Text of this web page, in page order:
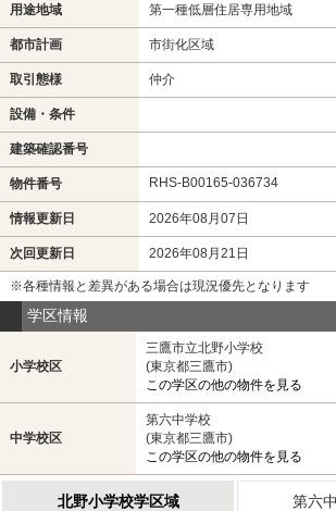
用途地域 第一種低層住居専用地域
都市計画 市街化区域
取引態様 仲介
設備・条件
建築確認番号
物件番号 RHS-B00165-036734
情報更新日 2026年08月07日
次回更新日 2026年08月21日
※各種情報と差異がある場合は現況優先となります
学区情報
小学校区
三鷹市立北野小学校
(東京都三鷹市)
この学区の他の物件を見る
中学校区
第六中学校
(東京都三鷹市)
この学区の他の物件を見る
北野小学校学区域 第六